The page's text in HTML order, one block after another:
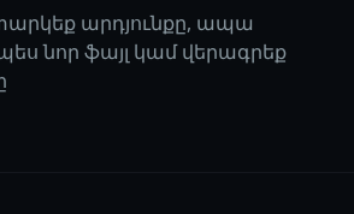
արդյունքը, ապա
նոր ֆայլ կամ վերագրեք